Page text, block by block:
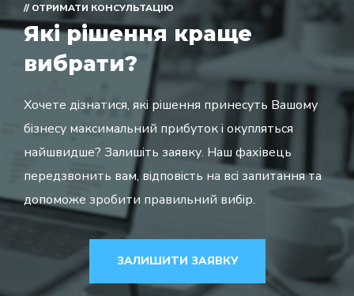
// ОТРИМАТИ КОНСУЛЬТАЦІЮ
Які рішення краще
вибрати?
Хочете дізнатися, які рішення принесуть Вашому
бізнесу максимальний прибуток і окупляться
найшвидше? Залишіть заявку. Наш фахівець
передзвонить вам, відповість на всі запитання та
допоможе зробити правильний вибір.
ЗАЛИШИТИ ЗАЯВКУ